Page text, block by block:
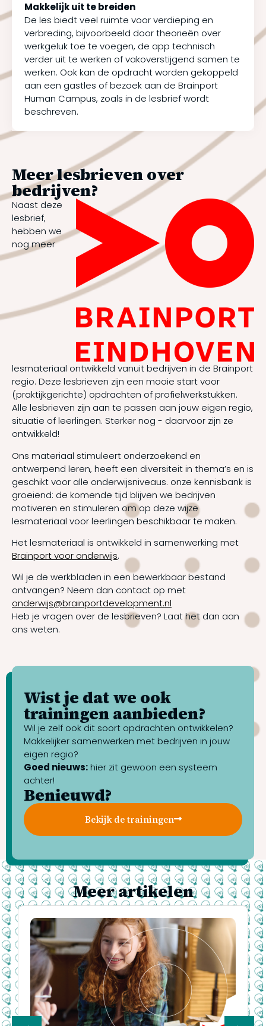
Makkelijk uit te breiden
De les biedt veel ruimte voor verdieping en
verbreding, bijvoorbeeld door theorieën over
werkgeluk toe te voegen, de app technisch
verder uit te werken of vakoverstijgend samen te
werken. Ook kan de opdracht worden gekoppeld
aan een gastles of bezoek aan de Brainport
Human Campus, zoals in de lesbrief wordt
beschreven.
Meer lesbrieven over
bedrijven?
Naast deze
lesbrief,
hebben we
nog meer
lesmateriaal ontwikkeld vanuit bedrijven in de Brainport
regio. Deze lesbrieven zijn een mooie start voor
(praktijkgerichte) opdrachten of profielwerkstukken.
Alle lesbrieven zijn aan te passen aan jouw eigen regio,
situatie of leerlingen. Sterker nog - daarvoor zijn ze
ontwikkeld!
Ons materiaal stimuleert onderzoekend en
ontwerpend leren, heeft een diversiteit in thema’s en is
geschikt voor alle onderwijsniveaus. onze kennisbank is
groeiend: de komende tijd blijven we bedrijven
motiveren en stimuleren om op deze wijze
lesmateriaal voor leerlingen beschikbaar te maken.
Het lesmateriaal is ontwikkeld in samenwerking met
Brainport voor onderwijs.
Wil je de werkbladen in een bewerkbaar bestand
ontvangen? Neem dan contact op met
onderwijs@brainportdevelopment.nl
Heb je vragen over de lesbrieven? Laat het dan aan
ons weten.
Wist je dat we ook
trainingen aanbieden?
Wil je zelf ook dit soort opdrachten ontwikkelen?
Makkelijker samenwerken met bedrijven in jouw
eigen regio?
Goed nieuws:hier zit gewoon een systeem
achter!
Benieuwd?
Bekijk de trainingen
Meer artikelen